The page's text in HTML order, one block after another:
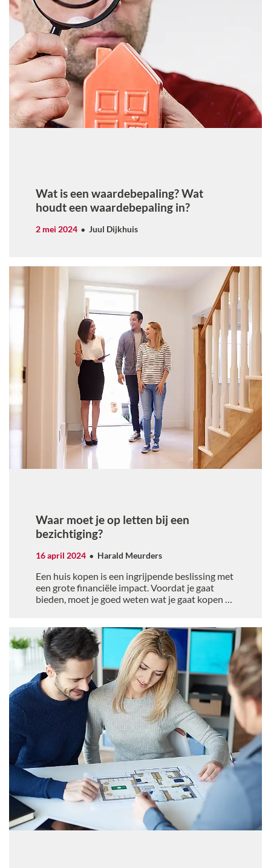
Wat is een waardebepaling? Wat
houdt een waardebepaling in?
2 mei 2024 Juul Dijkhuis
Waar moet je op letten bij een
bezichtiging?
16 april 2024 Harald Meurders
Een huis kopen is een ingrijpende beslissing met
een grote financiële impact. Voordat je gaat
bieden, moet je goed weten wat je gaat kopen en
bezichtigen van een woning?